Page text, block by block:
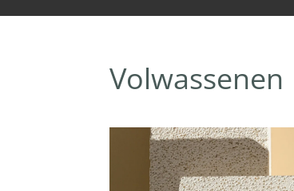
Volwassenen